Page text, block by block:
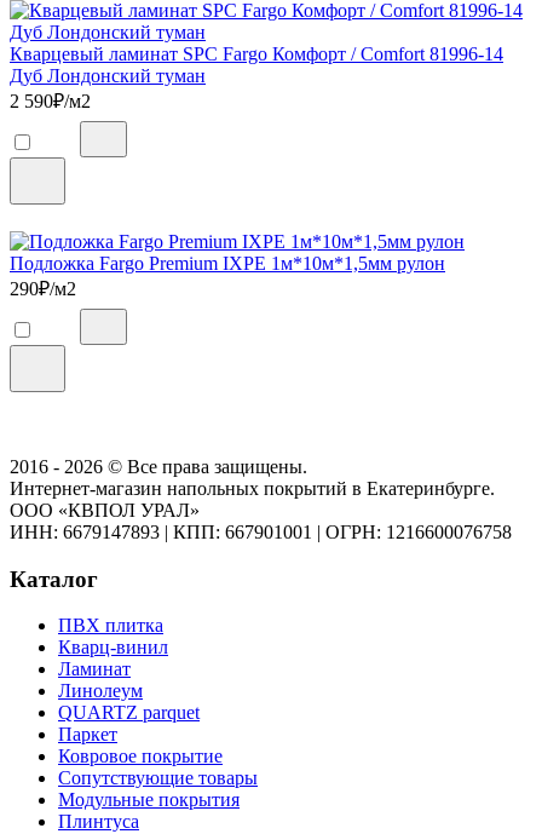
Кварцевый ламинат SPC Fargo Комфорт / Comfort 81996-14
Дуб Лондонский туман
2 590₽/м2
Подложка Fargo Premium IXPE 1м*10м*1,5мм рулон
290₽/м2
2016 - 2026 © Все права защищены.
Интернет-магазин напольных покрытий в Екатеринбурге.
ООО «КВПОЛ УРАЛ»
ИНН: 6679147893 | КПП: 667901001 | ОГРН: 1216600076758
Каталог
ПВХ плитка
Кварц-винил
Ламинат
Линолеум
QUARTZ parquet
Паркет
Ковровое покрытие
Сопутствующие товары
Модульные покрытия
Плинтуса